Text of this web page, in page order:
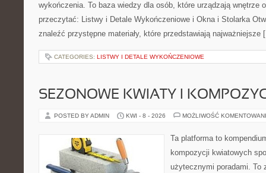
wykończenia. To baza wiedzy dla osób, które urządzają wnętrze
przeczytać: Listwy i Detale Wykończeniowe i Okna i Stolarka
znaleźć przystępne materiały, które przedstawiają
CATEGORIES: LISTWY I DETALE WYKOŃCZENIOWE
SEZONOWE KWIATY I
POSTED BY ADMIN KWI - 8 - 2026 MOŻLIWOŚĆ
Ta platforma to
kompozycji kwiatowych
użytecznymi poradami. To